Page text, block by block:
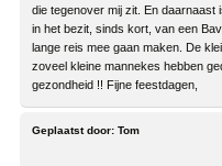
die tegenover mij zit. En
in het bezit, sinds kort, van een
lange reis mee gaan maken. De
zoveel kleine mannekes hebben
gezondheid !! Fijne feestdagen,
Geplaatst door: Tom